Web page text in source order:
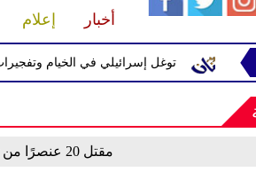
أخبار
إعلام
توغل إسرائيلي في الخيام وتفجيرات
مقتل 20 عنصرًا من تنظيم "داعش" في العراق